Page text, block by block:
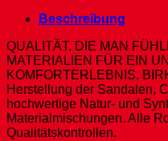
Beschreibung
QUALITÄT, DIE MAN
MATERIALIEN FÜR EIN
KOMFORTERLEBNIS.
Herstellung der Sandalen,
hochwertige Natur- und
Materialmischungen. Alle
Qualitätskontrollen.